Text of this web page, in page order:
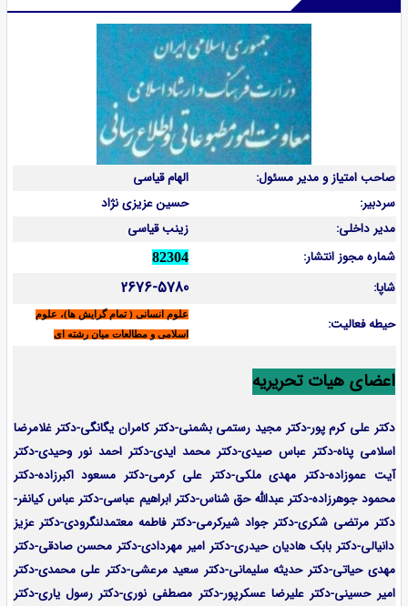
صاحب امتیاز و مدیر مسئول:
الهام قیاسی
سردبیر:
حسین عزیزی نژاد
مدیر داخلی:
زینب قیاسی
شماره مجوز انتشار:
82304
شاپا: 2676-5780
حیطه فعالیت:
علوم انسانی ( تمام گرایش ها)، علوم
اسلامی و مطالعات میان رشته ای
اعضای هیات تحریریه
دکتر علی کرم پور-دکتر مجید رستمی بشمنی-دکتر کامران یگانگی-دکتر غلامرضا
اسلامی پناه-دکتر عباس صیدی-دکتر محمد ایدی-دکتر احمد نور وحیدی-دکتر
آیت عموزاده-دکتر مهدی ملکی-دکتر علی کرمی-دکتر مسعود اکبرزاده-دکتر
محمود جوهرزاده-دکتر عبدالله حق شناس-دکتر ابراهیم عباسی-دکتر عباس کیانفر-
دکتر مرتضی شکری-دکتر جواد شیرکرمی-دکتر فاطمه معتمدلنگرودی-دکتر عزیز
دانیالی-دکتر بابک هادیان حیدری-دکتر امیر مهردادی-دکتر محسن صادقی-دکتر
مهدی حیاتی-دکتر حدیثه سلیمانی-دکتر سعید مرعشی-دکتر علی محمدی-دکتر
امیر حسینی-دکتر علیرضا عسکرپور-دکتر مصطفی نوری-دکتر رسول یاری-دکتر